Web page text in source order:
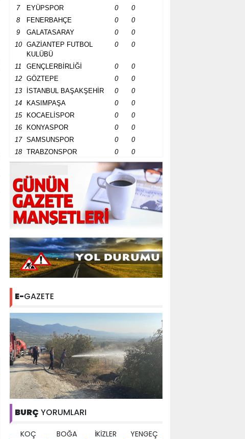
7
EYÜPSPOR 0
0
8
FENERBAHÇE 0
0
9
GALATASARAY 0
0
10
GAZİANTEP FUTBOL
KULÜBÜ
0 0
11 GENÇLERBİRLİĞİ 0
0
12
GÖZTEPE 0
0
13
İSTANBUL BAŞAKŞEHİR 0
0
14
KASIMPAŞA 0
0
15
KOCAELİSPOR 0
0
16
KONYASPOR 0
0
17
SAMSUNSPOR 0
0
18
TRABZONSPOR 0 0
E-GAZETE
BURÇ YORUMLARI
KOÇ BOĞA İKİZLER YENGEÇ